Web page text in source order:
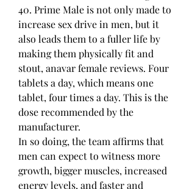
40. Prime Male is not only made to
increase sex drive in men, but it
also leads them to a fuller life by
making them physically fit and
stout, anavar female reviews. Four
tablets a day, which means one
tablet, four times a day. This is the
dose recommended by the
manufacturer.
In so doing, the team affirms that
men can expect to witness more
growth, bigger muscles, increased
energy levels, and faster and